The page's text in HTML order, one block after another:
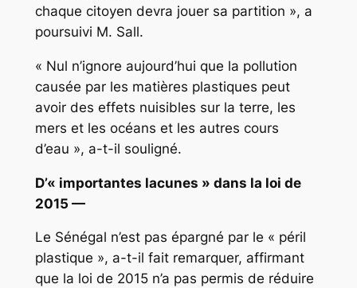
chaque citoyen devra jouer sa partition », a
poursuivi M. Sall.
« Nul n’ignore aujourd’hui que la pollution
causée par les matières plastiques peut
avoir des effets nuisibles sur la terre, les
mers et les océans et les autres cours
d’eau », a-t-il souligné.
D’« importantes lacunes » dans la loi de
2015 —
Le Sénégal n’est pas épargné par le « péril
plastique », a-t-il fait remarquer, affirmant
que la loi de 2015 n’a pas permis de réduire